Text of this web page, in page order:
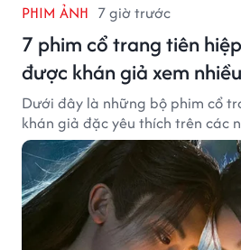
PHIM ẢNH 7 giờ trước
7 phim cổ trang tiên
được khán giả xem nhiều
Dưới đây là những bộ phim cổ
khán giả đặc yêu thích trên các